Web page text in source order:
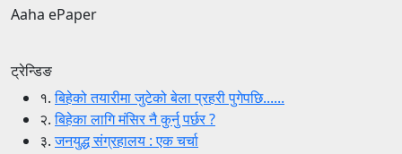
Aaha ePaper
ट्रेन्डिङ
१.बिहेको तयारीमा जुटेको बेला प्रहरी पुगेपछि......
२.बिहेका लागि मंसिर नै कुर्नु पर्छर ?
३.जनयुद्ध संग्रहालय : एक चर्चा